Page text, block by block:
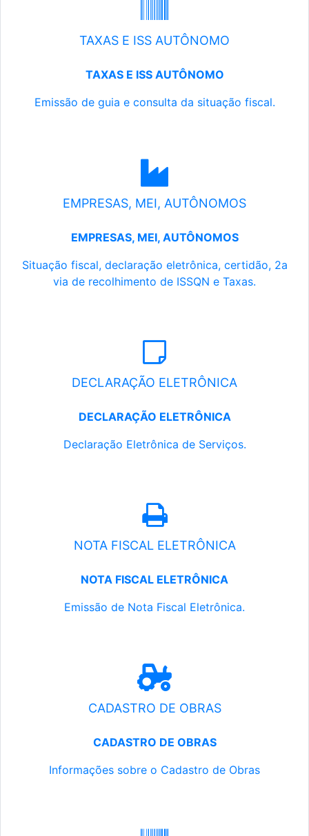
TAXAS E ISS AUTÔNOMO
TAXAS E ISS AUTÔNOMO
Emissão de guia e consulta da situação fiscal.
EMPRESAS, MEI, AUTÔNOMOS
EMPRESAS, MEI, AUTÔNOMOS
Situação fiscal, declaração eletrônica, certidão, 2a
via de recolhimento de ISSQN e Taxas.
DECLARAÇÃO ELETRÔNICA
DECLARAÇÃO ELETRÔNICA
Declaração Eletrônica de Serviços.
NOTA FISCAL ELETRÔNICA
NOTA FISCAL ELETRÔNICA
Emissão de Nota Fiscal Eletrônica.
CADASTRO DE OBRAS
CADASTRO DE OBRAS
Informações sobre o Cadastro de Obras